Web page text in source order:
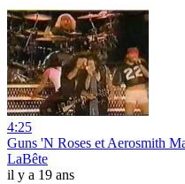
4:25
Guns 'N Roses et Aerosmith
LaBête
il y a 19 ans